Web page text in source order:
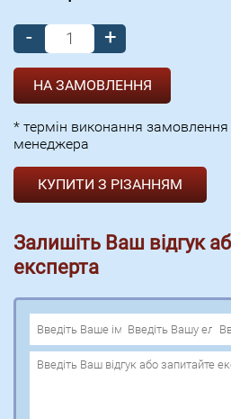
-
+
* термін виконання
менеджера
КУПИТИ З РІЗАННЯМ
Залишіть Ваш відгук
експерта